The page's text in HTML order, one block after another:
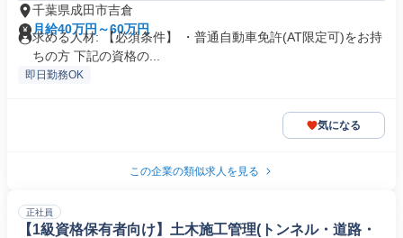
千葉県成田市吉倉
月給40万円～60万円
求める人材: 【必須条件】 ・普通自動車免許(AT限定可)をお持
ちの方 下記の資格の...
即日勤務OK
気になる
この企業の類似求人を見る
正社員
【1級資格保有者向け】土木施工管理(トンネル・道路・